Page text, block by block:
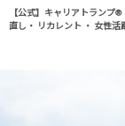
【公式】キャリアトランプ
直し・ リカレント ・ 女性活